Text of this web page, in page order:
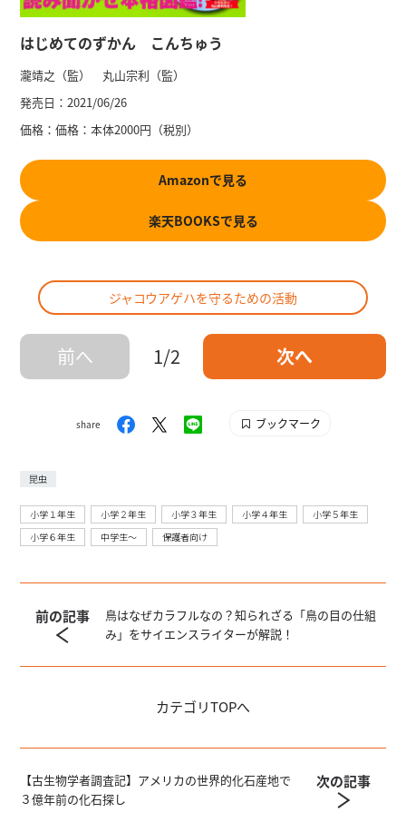
はじめてのずかん こんちゅう
瀧靖之（監） 丸山宗利（監）
発売日：2021/06/26
価格：価格：本体2000円（税別）
Amazonで見る
楽天BOOKSで見る
ジャコウアゲハを守るための活動
前へ 1/2 次へ
share ブックマーク
昆虫
小学１年生 小学２年生 小学３年生 小学４年生
小学５年生
小学６年生
中学生〜 保護者向け
前の記事
鳥はなぜカラフルなの？知られざる「鳥の目の仕組
み」をサイエンスライターが解説！
カテゴリTOPへ
【古生物学者調査記】アメリカの世界的化石産地で
３億年前の化石探し
次の記事